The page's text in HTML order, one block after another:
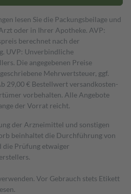
lesen Sie die Packungsbeilage und
oder in Ihrer Apotheke. AVP:
berechnet nach der
UVP: Unverbindliche
Die angegebenen Preise
Mehrwertsteuer, ggf.
29,00 € Bestell­wert versand­kosten­
vorbehalten. Alle Angebote
der Vorrat reicht.
der Arzneimittel und sonstigen
beinhaltet die Durchführung von
die Prüfung etwaiger
Vor Gebrauch stets Etikett